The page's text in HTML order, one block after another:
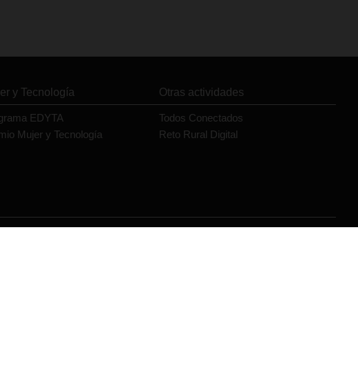
y Tecnología
EDYTA
Mujer y Tecnología
Otras actividades
Todos Conectados
Reto Rural Digital